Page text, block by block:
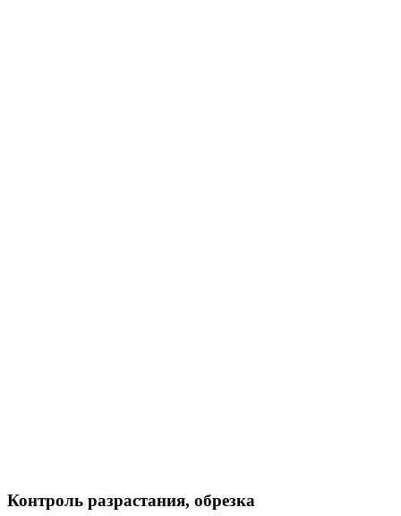
Контроль разрастания, обрезка